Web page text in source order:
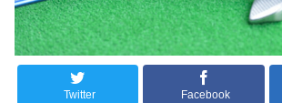
Twitter Facebook